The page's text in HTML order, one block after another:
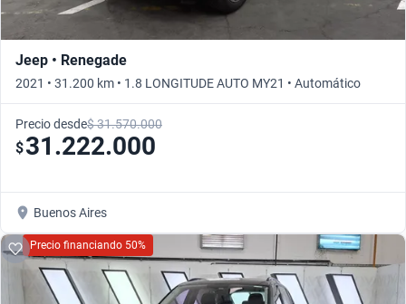
Jeep • Renegade
2021 • 31.200 km • 1.8 LONGITUDE AUTO MY21 • Automático
Precio desde$ 31.570.000
$31.222.000
Buenos Aires
Precio financiando 50%